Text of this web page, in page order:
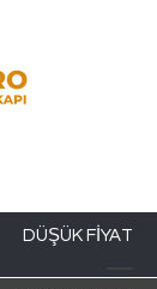
DÜŞÜK FİYAT